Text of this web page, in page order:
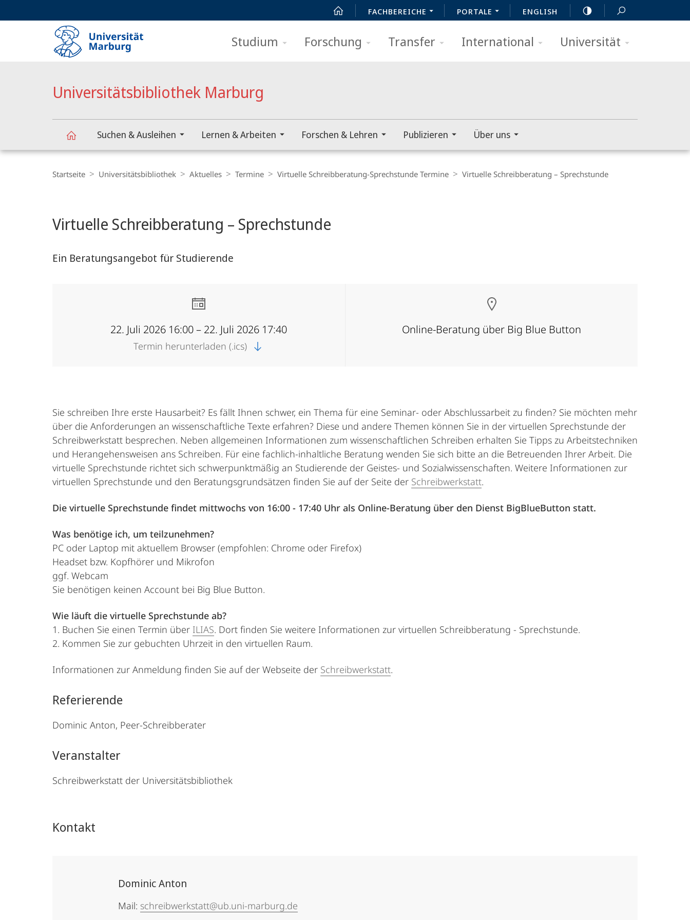
FACHBEREICHE PORTALE ENGLISH
Studium Forschung Transfer International Universität
Universitätsbibliothek Marburg
Suchen & Ausleihen Lernen & Arbeiten Forschen & Lehren Publizieren Über uns
Navigation
Startseite Universitätsbibliothek Aktuelles Termine Virtuelle Schreibberatung-Sprechstunde Termine Virtuelle Schreibberatung – Sprechstunde
Virtuelle Schreibberatung – Sprechstunde
Ein Beratungsangebot für Studierende
22. Juli 2026 16:00 – 22. Juli 2026 17:40
Termin herunterladen (.ics)
Online-Beratung über Big Blue Button
Sie schreiben Ihre erste Hausarbeit? Es fällt Ihnen schwer, ein Thema für eine Seminar- oder Abschlussarbeit zu finden? Sie möchten mehr
über die Anforderungen an wissenschaftliche Texte erfahren? Diese und andere Themen können Sie in der virtuellen Sprechstunde der
Schreibwerkstatt besprechen. Neben allgemeinen Informationen zum wissenschaftlichen Schreiben erhalten Sie Tipps zu Arbeitstechniken
und Herangehensweisen ans Schreiben. Für eine fachlich-inhaltliche Beratung wenden Sie sich bitte an die Betreuenden Ihrer Arbeit. Die
virtuelle Sprechstunde richtet sich schwerpunktmäßig an Studierende der Geistes- und Sozialwissenschaften. Weitere Informationen zur
virtuellen Sprechstunde und den Beratungsgrundsätzen finden Sie auf der Seite der Schreibwerkstatt.
Die virtuelle Sprechstunde findet mittwochs von 16:00 - 17:40 Uhr als Online-Beratung über den Dienst BigBlueButton statt.
Was benötige ich, um teilzunehmen?
PC oder Laptop mit aktuellem Browser (empfohlen: Chrome oder Firefox)
Headset bzw. Kopfhörer und Mikrofon
ggf. Webcam
Sie benötigen keinen Account bei Big Blue Button.
Wie läuft die virtuelle Sprechstunde ab?
1. Buchen Sie einen Termin über ILIAS. Dort finden Sie weitere Informationen zur virtuellen Schreibberatung - Sprechstunde.
2. Kommen Sie zur gebuchten Uhrzeit in den virtuellen Raum.
Informationen zur Anmeldung finden Sie auf der Webseite der Schreibwerkstatt.
Referierende
Dominic Anton, Peer-Schreibberater
Veranstalter
Schreibwerkstatt der Universitätsbibliothek
Kontakt
Dominic Anton
Mail: schreibwerkstatt@ub.uni-marburg.de